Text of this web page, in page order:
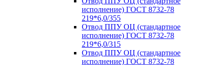
исполнение) ГОСТ 8732-78
219*6,0/355
Отвод ППУ ОЦ (стандартное
исполнение) ГОСТ 8732-78
219*6,0/315
Отвод ППУ ОЦ (стандартное
исполнение) ГОСТ 8732-78